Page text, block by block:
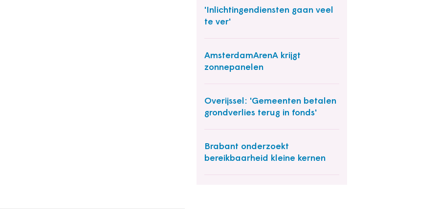
'Inlichtingendiensten gaan veel
te ver'
AmsterdamArenA krijgt
zonnepanelen
Overijssel: 'Gemeenten betalen
grondverlies terug in fonds'
Brabant onderzoekt
bereikbaarheid kleine kernen